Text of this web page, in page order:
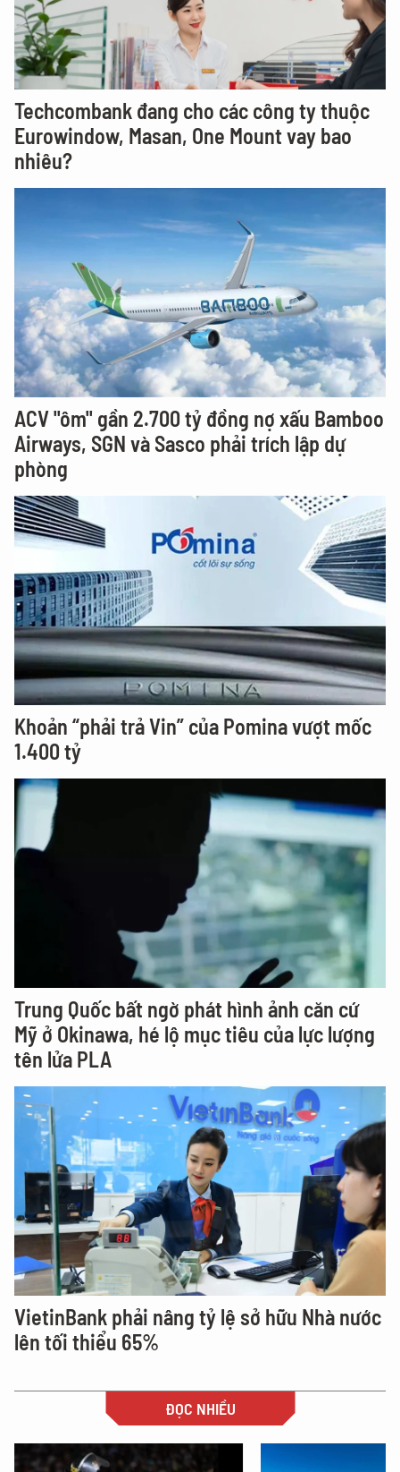
Techcombank đang cho các công ty thuộc
Eurowindow, Masan, One Mount vay bao
nhiêu?
ACV "ôm" gần 2.700 tỷ đồng nợ xấu Bamboo
Airways, SGN và Sasco phải trích lập dự
phòng
Khoản “phải trả Vin” của Pomina vượt mốc
1.400 tỷ
Trung Quốc bất ngờ phát hình ảnh căn cứ
Mỹ ở Okinawa, hé lộ mục tiêu của lực lượng
tên lửa PLA
VietinBank phải nâng tỷ lệ sở hữu Nhà nước
lên tối thiểu 65%
ĐỌC NHIỀU